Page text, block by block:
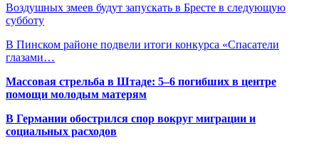
Воздушных змеев будут запускать в Бресте в следующую
субботу
В Пинском районе подвели итоги конкурса «Спасатели
глазами…
Массовая стрельба в Штаде: 5–6 погибших в центре
помощи молодым матерям
В Германии обострился спор вокруг миграции и
социальных расходов